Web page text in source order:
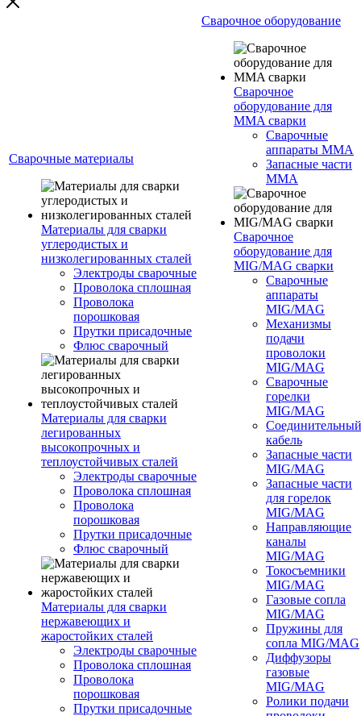
Сварочные материалы
Материалы для сварки
углеродистых и
низколегированных сталей
Электроды сварочные
Проволока сплошная
Проволока
порошковая
Прутки присадочные
Флюс сварочный
Материалы для сварки
легированных
высокопрочных и
теплоустойчивых сталей
Электроды сварочные
Проволока сплошная
Проволока
порошковая
Прутки присадочные
Флюс сварочный
Материалы для сварки
нержавеющих и
жаростойких сталей
Электроды сварочные
Проволока сплошная
Проволока
порошковая
Прутки присадочные
Сварочное оборудование
Сварочное
оборудование для
MMA сварки
Сварочные
аппараты MMA
Запасные части
MMA
Сварочное
оборудование для
MIG/MAG сварки
Сварочные
аппараты
MIG/MAG
Механизмы
подачи
проволоки
MIG/MAG
Сварочные
горелки
MIG/MAG
Соединительный
кабель
Запасные части
MIG/MAG
Запасные части
для горелок
MIG/MAG
Направляющие
каналы
MIG/MAG
Токосъемники
MIG/MAG
Газовые сопла
MIG/MAG
Пружины для
сопла MIG/MAG
Диффузоры
газовые
MIG/MAG
Ролики подачи